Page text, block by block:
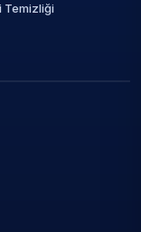
Temizliği